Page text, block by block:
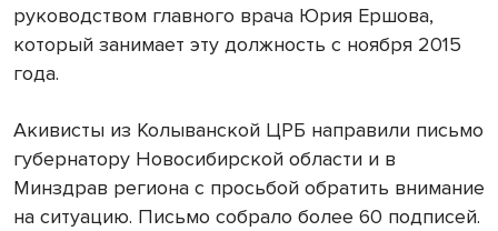
руководством главного врача Юрия Ершова,
который занимает эту должность с ноября 2015
года.
Акивисты из Колыванской ЦРБ направили письмо
губернатору Новосибирской области и в
Минздрав региона с просьбой обратить внимание
на ситуацию. Письмо собрало более 60 подписей.